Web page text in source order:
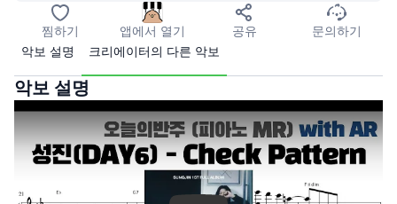
찜하기 앱에서 열기 공유
문의하기
악보 설명
크리에이터의 다른 악보
악보 설명